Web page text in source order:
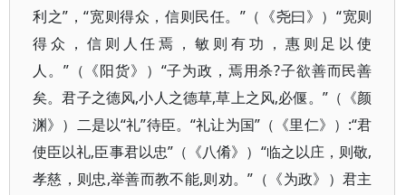
利之”，“宽则得众，信则民任。”（《尧曰》）“宽则
得众，信则人任焉，敏则有功，惠则足以使
人。”（《阳货》）“子为政，焉用杀?子欲善而民善
矣。君子之德风,小人之德草,草上之风,必偃。”（《颜
渊》）二是以“礼”待臣。“礼让为国”（《里仁》）:“君
使臣以礼,臣事君以忠”（《八倄》）“临之以庄，则敬,
孝慈，则忠,举善而教不能,则劝。”（《为政》）君主